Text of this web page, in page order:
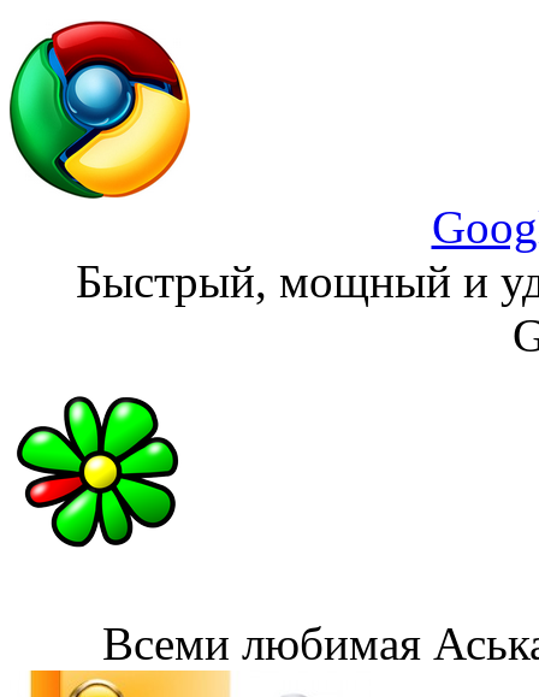
Быстрый, мощный и
Всеми любимая